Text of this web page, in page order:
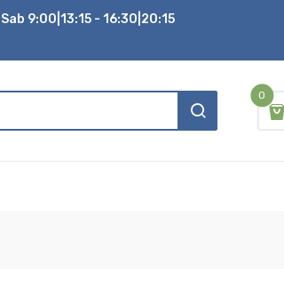
Sab 9:00|13:15 - 16:30|20:15
0